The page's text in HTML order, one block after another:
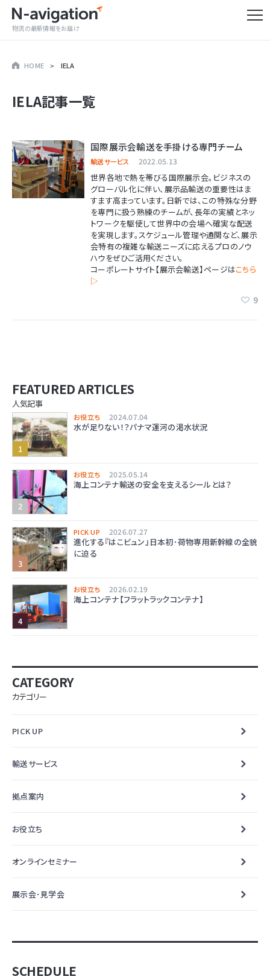
物流の最新情報をお届け
HOME IELA
IELA記事一覧
国際展示会輸送を手掛ける専門チーム
輸送サービス 2022.05.13
世界各地で熱を帯びる国際展示会。ビジネスの
グローバル化に伴い、展示品輸送の重要性はま
すます高まっています。日新では、この特殊な分野
を専門に扱う熟練のチームが、長年の実績とネッ
トワークを駆使して世界中の会場へ確実な配送
を実現します。スケジュール管理や通関など、展示
会特有の複雑な輸送ニーズに応えるプロのノウ
ハウをぜひご活用ください。
コーポレートサイト【展示会輸送】ページはこちら
▷
9
FEATURED ARTICLES
人気記事
お役立ち 2024.07.04
水が足りない！？パナマ運河の渇水状況
お役立ち 2025.05.14
海上コンテナ輸送の安全を支えるシールとは？
PICK UP 2026.07.27
進化する『はこビュン』日本初･荷物専用新幹線の全貌
に迫る
お役立ち 2026.02.19
海上コンテナ【フラットラックコンテナ】
CATEGORY
カテゴリー
PICK UP
輸送サービス
拠点案内
お役立ち
オンラインセミナー
展示会･見学会
SCHEDULE